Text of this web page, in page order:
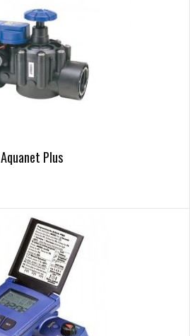
Aquanet Plus